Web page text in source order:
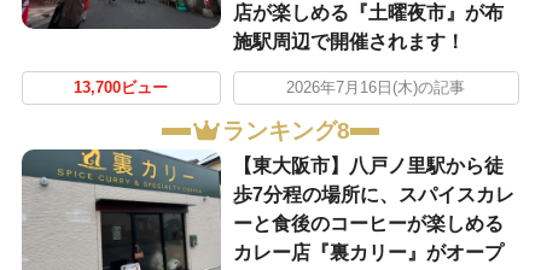
店が楽しめる『土曜夜市』が布
施駅周辺で開催されます！
13,700ビュー 2026年7月16日(木)の記事
ランキング8
【東大阪市】八戸ノ里駅から徒
歩7分程の場所に、スパイスカレ
ーと食後のコーヒーが楽しめる
カレー店『裏カリー』がオープ